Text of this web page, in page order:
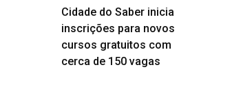
Cidade do Saber inicia
inscrições para novos
cursos gratuitos com
cerca de 150 vagas